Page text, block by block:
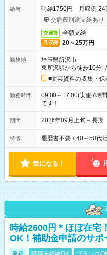
給与
時給1750円 月収例
交通費別途支給あり
交通費 全額支給
月収例 20～25万円
勤務地
埼玉県所沢市
東所沢駅から徒歩10分 /
■文芸資料の収集・
勤務時間
09:00～17:00(実働7時
です！
期間 2026年09月上旬～長
特徴 履歴書不要 / 40～50代
気になる！
時給2600円＊ほぼ在宅
OK！補助金申請のサポ
派遣 職種未経験OK ブランク